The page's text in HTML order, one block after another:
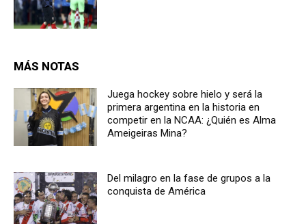
MÁS NOTAS
Juega hockey sobre hielo y será la
primera argentina en la historia en
competir en la NCAA: ¿Quién es Alma
Ameigeiras Mina?
Del milagro en la fase de grupos a la
conquista de América